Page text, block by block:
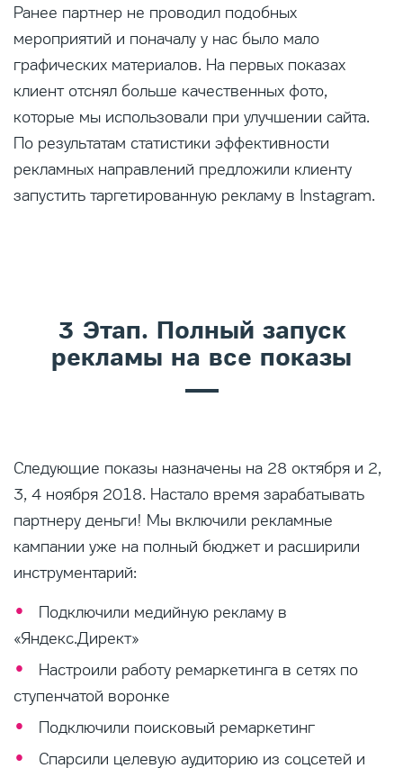
Ранее партнер не проводил подобных
мероприятий и поначалу у нас было мало
графических материалов. На первых показах
клиент отснял больше качественных фото,
которые мы использовали при улучшении сайта.
По результатам статистики эффективности
рекламных направлений предложили клиенту
запустить таргетированную рекламу в Instagram.
3 Этап. Полный запуск
рекламы на все показы
Следующие показы назначены на 28 октября и 2,
3, 4 ноября 2018. Настало время зарабатывать
партнеру деньги! Мы включили рекламные
кампании уже на полный бюджет и расширили
инструментарий:
Подключили медийную рекламу в
«Яндекс.Директ»
Настроили работу ремаркетинга в сетях по
ступенчатой воронке
Подключили поисковый ремаркетинг
Спарсили целевую аудиторию из соцсетей и